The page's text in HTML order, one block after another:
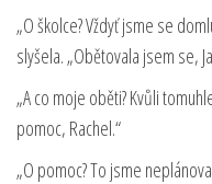
„O školce? Vždyť jsme se
slyšela. „Obětovala jsem se,
„A co moje oběti? Kvůli
pomoc, Rachel.“
„O pomoc? To jsme